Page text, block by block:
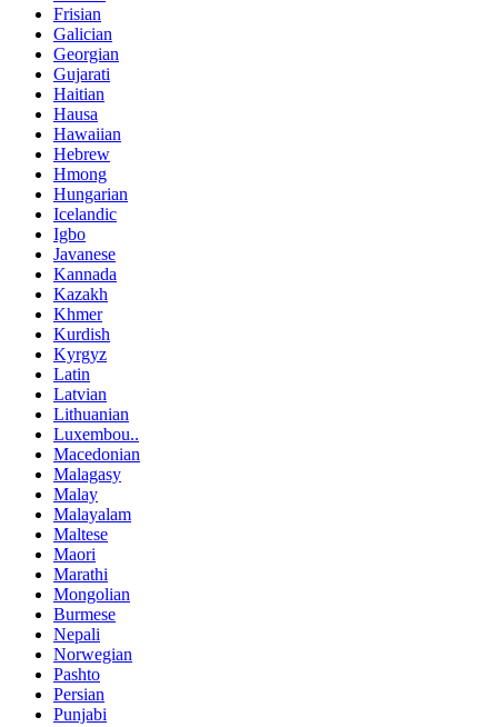
Frisian
Galician
Georgian
Gujarati
Haitian
Hausa
Hawaiian
Hebrew
Hmong
Hungarian
Icelandic
Igbo
Javanese
Kannada
Kazakh
Khmer
Kurdish
Kyrgyz
Latin
Latvian
Lithuanian
Luxembou..
Macedonian
Malagasy
Malay
Malayalam
Maltese
Maori
Marathi
Mongolian
Burmese
Nepali
Norwegian
Pashto
Persian
Punjabi